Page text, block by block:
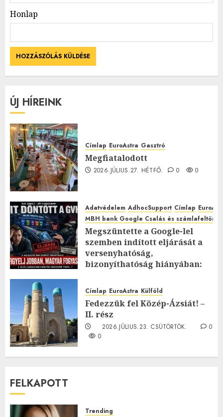
Honlap
ÚJ HÍREINK
Címlap EuroAstra Gasztró
Megfiatalodott
2026.JÚLIUS.27. HÉTFŐ. 0 0
Adatvédelem AdhocSupport Címlap
MBH bank Google Csalás és
Megszüntette a Google-lel
szemben indított eljárását a
versenyhatóság,
bizonyíthatóság hiányában:
2026.JÚLIUS.23. CSÜTÖRTÖK.
0
Címlap EuroAstra Külföld
Fedezzük fel Közép-Ázsiát! –
II. rész
2026.JÚLIUS.23. CSÜTÖRTÖK.
0
0
FELKAPOTT
Trending